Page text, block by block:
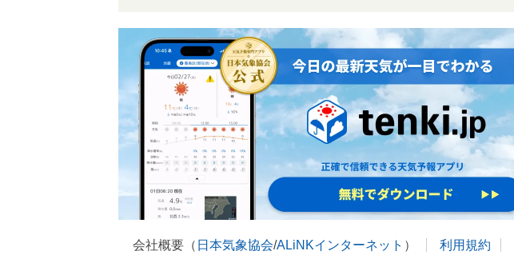
会社概要（ 日本気象協会/ALiNKインターネット ） 利用規約